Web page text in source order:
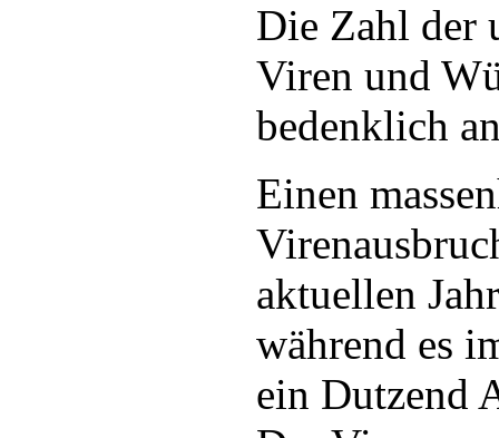
Die Zahl der
Viren und
bedenklich
Einen
aktuellen
während es
ein Dutzend